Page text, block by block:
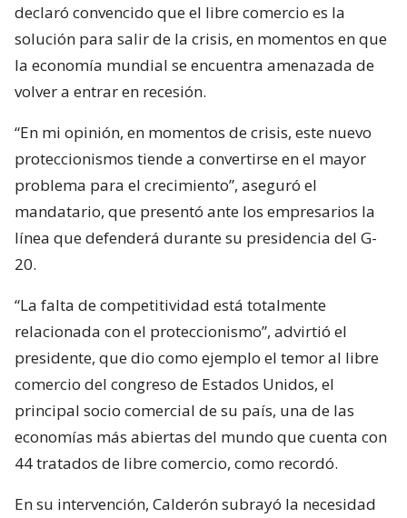
declaró convencido que el libre comercio es la
solución para salir de la crisis, en momentos en que
la economía mundial se encuentra amenazada de
volver a entrar en recesión.
“En mi opinión, en momentos de crisis, este nuevo
proteccionismos tiende a convertirse en el mayor
problema para el crecimiento”, aseguró el
mandatario, que presentó ante los empresarios la
línea que defenderá durante su presidencia del G-
20.
“La falta de competitividad está totalmente
relacionada con el proteccionismo”, advirtió el
presidente, que dio como ejemplo el temor al libre
comercio del congreso de Estados Unidos, el
principal socio comercial de su país, una de las
economías más abiertas del mundo que cuenta con
44 tratados de libre comercio, como recordó.
En su intervención, Calderón subrayó la necesidad